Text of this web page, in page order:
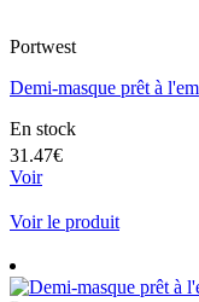
Portwest
Demi-masque prêt à
En stock
31.47€
Voir
Voir le produit